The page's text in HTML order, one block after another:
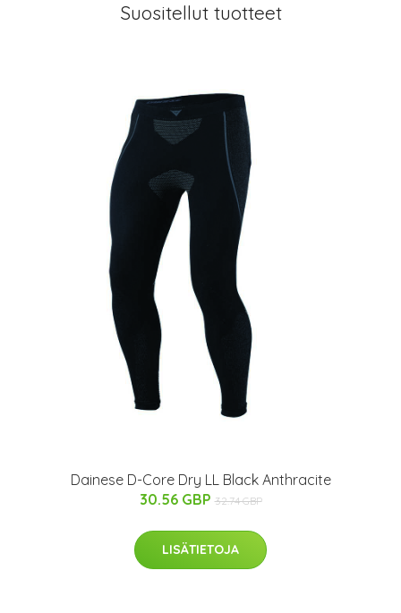
Suositellut tuotteet
Dainese D-Core Dry LL Black Anthracite
30.56 GBP 32.74 GBP
LISÄTIETOJA